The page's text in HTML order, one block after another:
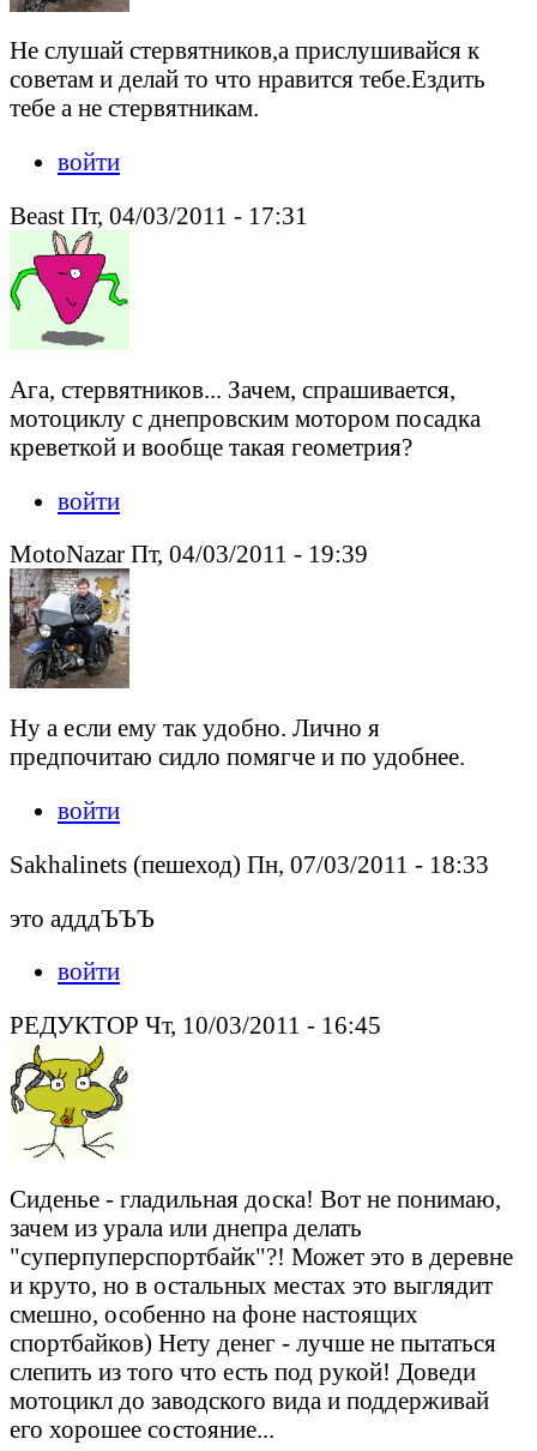
Не слушай стервятников,а прислушивайся к
советам и делай то что нравится тебе.Ездить
тебе а не стервятникам.
войти
Beast Пт, 04/03/2011 - 17:31
Ага, стервятников... Зачем, спрашивается,
мотоциклу с днепровским мотором посадка
креветкой и вообще такая геометрия?
войти
MotoNazar Пт, 04/03/2011 - 19:39
Ну а если ему так удобно. Лично я
предпочитаю сидло помягче и по удобнее.
войти
Sakhalinets (пешеход) Пн, 07/03/2011 - 18:33
это адддЪЪЪ
войти
РЕДУКТОР Чт, 10/03/2011 - 16:45
Сиденье - гладильная доска! Вот не понимаю,
зачем из урала или днепра делать
"суперпуперспортбайк"?! Может это в деревне
и круто, но в остальных местах это выглядит
смешно, особенно на фоне настоящих
спортбайков) Нету денег - лучше не пытаться
слепить из того что есть под рукой! Доведи
мотоцикл до заводского вида и поддерживай
его хорошее состояние...